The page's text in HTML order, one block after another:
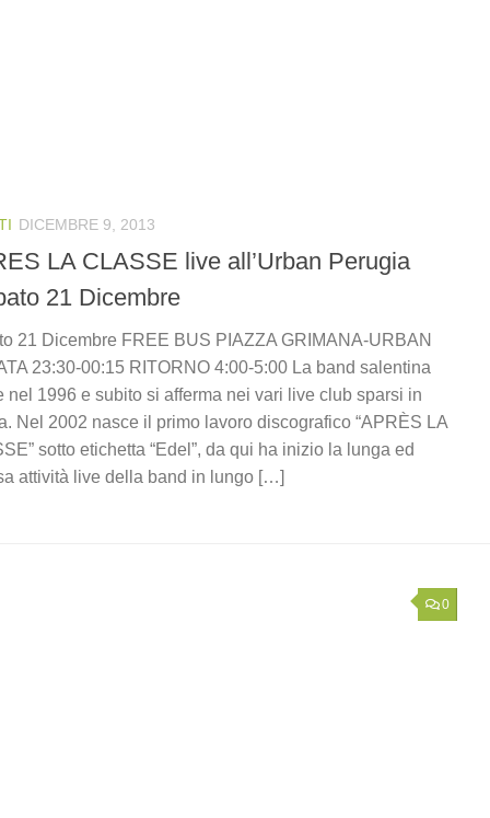
DICEMBRE 9, 2013
LA CLASSE live all’Urban Perugia
21 Dicembre
21 Dicembre FREE BUS PIAZZA GRIMANA-URBAN
23:30-00:15 RITORNO 4:00-5:00 La band salentina
nel 1996 e subito si afferma nei vari live club sparsi in
Nel 2002 nasce il primo lavoro discografico “APRÈS LA
sotto etichetta “Edel”, da qui ha inizio la lunga ed
attività live della band in lungo […]
0